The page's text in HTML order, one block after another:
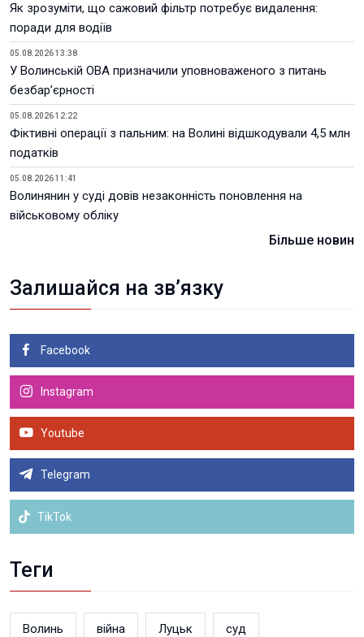
Як зрозуміти, що сажовий фільтр потребує видалення:
поради для водіїв
05.08.2026 13:38
У Волинській ОВА призначили уповноваженого з питань
безбар’єрності
05.08.2026 12:22
Фіктивні операції з пальним: на Волині відшкодували 4,5 млн
податків
05.08.2026 11:41
Волинянин у суді довів незаконність поновлення на
військовому обліку
Більше новин
Залишайся на зв’язку
Facebook
Instagram
Youtube
Telegram
TikTok
Теги
Волинь війна Луцьк суд